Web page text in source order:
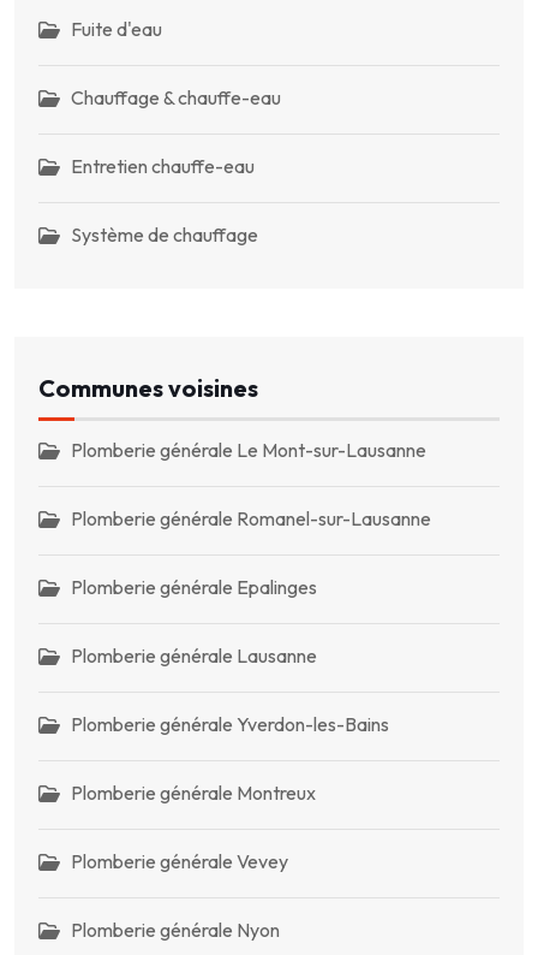
Fuite d'eau
Chauffage & chauffe-eau
Entretien chauffe-eau
Système de chauffage
Communes voisines
Plomberie générale Le Mont-sur-Lausanne
Plomberie générale Romanel-sur-Lausanne
Plomberie générale Epalinges
Plomberie générale Lausanne
Plomberie générale Yverdon-les-Bains
Plomberie générale Montreux
Plomberie générale Vevey
Plomberie générale Nyon